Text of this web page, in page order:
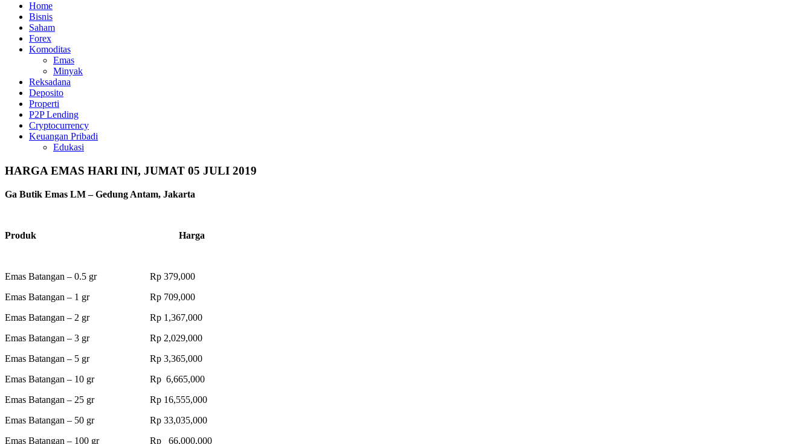
Home
Bisnis
Saham
Forex
Komoditas
Emas
Minyak
Reksadana
Deposito
Properti
P2P Lending
Cryptocurrency
Keuangan Pribadi
Edukasi
HARGA EMAS HARI INI, JUMAT 05 JULI 2019
Ga Butik Emas LM – Gedung Antam, Jakarta
Produk Harga
Emas Batangan – 0.5 gr Rp 379,000
Emas Batangan – 1 gr Rp 709,000
Emas Batangan – 2 gr Rp 1,367,000
Emas Batangan – 3 gr Rp 2,029,000
Emas Batangan – 5 gr Rp 3,365,000
Emas Batangan – 10 gr Rp 6,665,000
Emas Batangan – 25 gr Rp 16,555,000
Emas Batangan – 50 gr Rp 33,035,000
Emas Batangan – 100 gr Rp 66,000,000